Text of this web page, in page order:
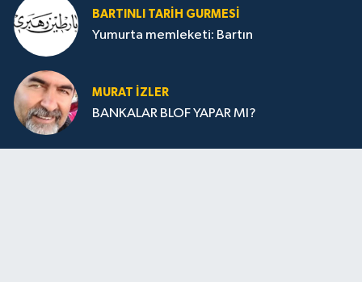
BARTINLI TARIH GURMESI
Yumurta memleketi: Bartın
MURAT İZLER
BANKALAR BLOF YAPAR MI?